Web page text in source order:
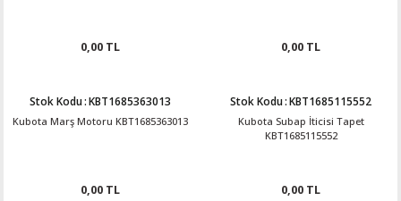
0,00 TL 0,00 TL
Stok Kodu:KBT1685363013
Kubota Marş Motoru KBT1685363013
0,00 TL
Stok Kodu:KBT1685115552
Kubota Subap İticisi Tapet
KBT1685115552
0,00 TL